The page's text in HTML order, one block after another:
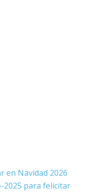
en Navidad 2026
2025 para felicitar